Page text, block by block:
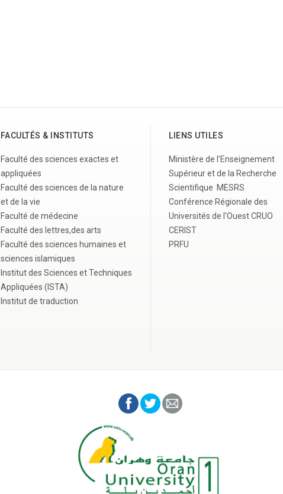
FACULTÉS & INSTITUTS
Faculté des sciences exactes et
appliquées
Faculté des sciences de la nature
et de la vie
Faculté de médecine
Faculté des lettres,des arts
Faculté des sciences humaines et
sciences islamiques
Institut des Sciences et Techniques
Appliquées (ISTA)
Institut de traduction
LIENS UTILES
Ministère de l'Enseignement
Supérieur et de la Recherche
Scientifique MESRS
Conférence Régionale des
Universités de l'Ouest CRUO
CERIST
PRFU